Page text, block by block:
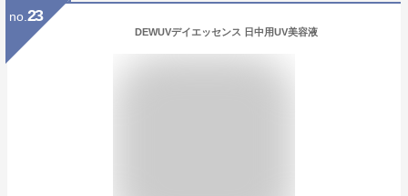
no. 23
DEWUVデイエッセンス 日中用UV美容液